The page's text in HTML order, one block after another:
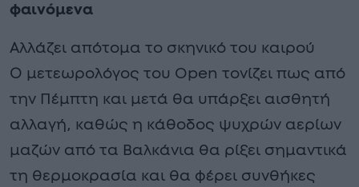
φαινόμενα
Αλλάζει απότομα το σκηνικό του καιρού
Ο μετεωρολόγος του Open τονίζει πως από
την Πέμπτη και μετά θα υπάρξει αισθητή
αλλαγή, καθώς η κάθοδος ψυχρών αερίων
μαζών από τα Βαλκάνια θα ρίξει σημαντικά
τη θερμοκρασία και θα φέρει συνθήκες